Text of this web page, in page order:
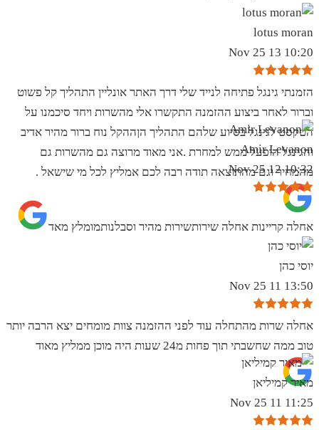
lotus moran
10:20 13 Nov 25
הזמנתי גינגל פתיחה לנייד שלי דרך האתר אונליין התהליך קל פשוט
וברור לאחר ביצוע ההזמנה התקשרו אלי מהשרות ויחד סיכמנו על
הטקסט לגינגל בסיוע שלהם התהליך הןההקל נוח ברור מהיר אדיב
והגינגל הופעל ממש למחרת .אני מאוד מרוצה גם מהשרות גם
מהמחיר וגם מהתוצאה תודה רבה לכם אמליץ לכל מי שישאל .
Amir Levanon
10:32 12 Nov 25
אחלה קריינות אחלה שירותשירות מהיר וסבלנותמומלץ מאד
יוסי כהן
13:50 11 Nov 25
אחלה שרות מהתחלה עוד לפני ההזמנה צוות מומחים יצא הרבה יותר
טוב ממה שחשבתי תוך פחות מ24 שעות היה מוכן ממליץ מאוד
מאיר קמיליאן
11:25 11 Nov 25